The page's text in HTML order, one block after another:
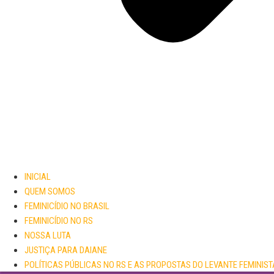
INICIAL
QUEM SOMOS
FEMINICÍDIO NO BRASIL
FEMINICÍDIO NO RS
NOSSA LUTA
JUSTIÇA PARA DAIANE
POLÍTICAS PÚBLICAS NO RS E AS PROPOSTAS DO LEVANTE